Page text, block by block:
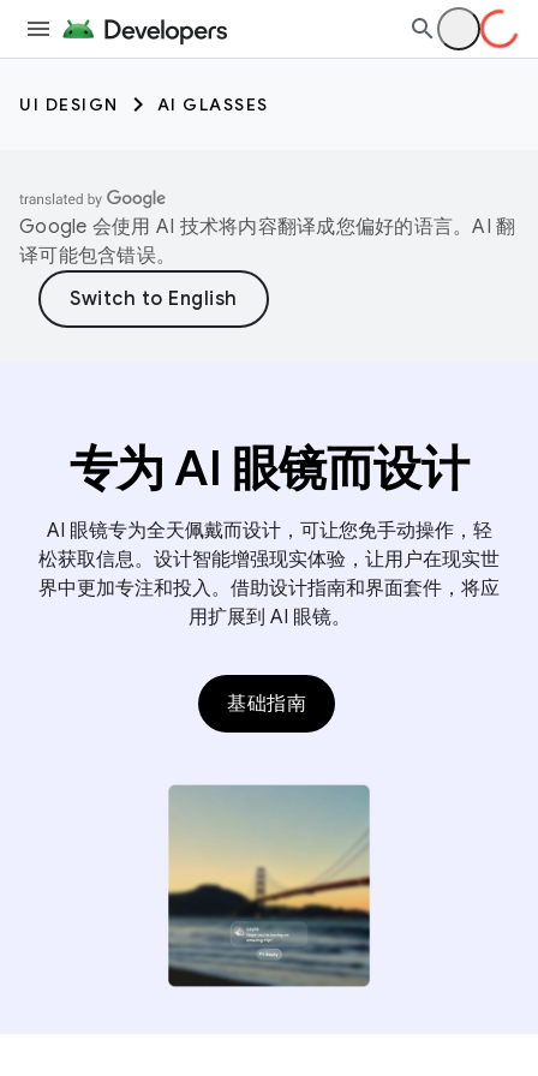
UI DESIGN AI GLASSES
Google 会使用 AI 技术将内容翻译成您偏好的语言。AI 翻
译可能包含错误。
专为 AI 眼镜而设计
AI 眼镜专为全天佩戴而设计，可让您免手动操作，轻
松获取信息。设计智能增强现实体验，让用户在现实世
界中更加专注和投入。借助设计指南和界面套件，将应
用扩展到 AI 眼镜。
基础指南